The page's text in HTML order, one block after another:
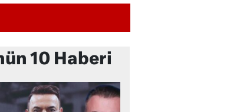
10 Haberi